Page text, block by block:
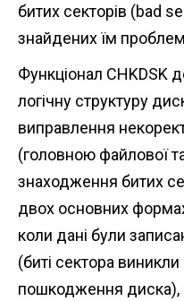
битих секторів (bad
знайдених їм
Функціонал CHKDSK
логічну структуру
виправлення
(головною файлової
знаходження битих
двох основних
коли дані були
(биті сектора
пошкодження диска),